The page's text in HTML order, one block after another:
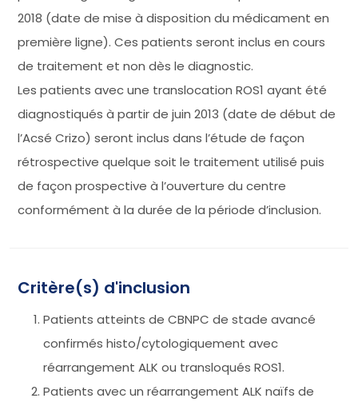
2018 (date de mise à disposition du médicament en
première ligne). Ces patients seront inclus en cours
de traitement et non dès le diagnostic.
Les patients avec une translocation ROS1 ayant été
diagnostiqués à partir de juin 2013 (date de début de
l’Acsé Crizo) seront inclus dans l’étude de façon
rétrospective quelque soit le traitement utilisé puis
de façon prospective à l’ouverture du centre
conformément à la durée de la période d’inclusion.
Critère(s) d'inclusion
Patients atteints de CBNPC de stade avancé
confirmés histo/cytologiquement avec
réarrangement ALK ou transloqués ROS1.
Patients avec un réarrangement ALK naïfs de